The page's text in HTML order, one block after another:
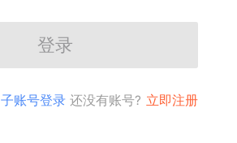
登录
子账号登录 还没有账号? 立即注册